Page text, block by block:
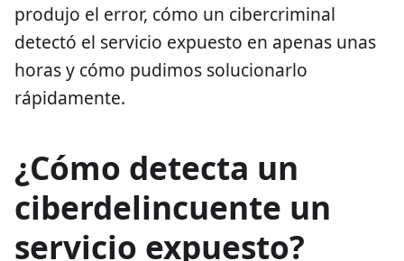
produjo el error, cómo un cibercriminal
detectó el servicio expuesto en apenas unas
horas y cómo pudimos solucionarlo
rápidamente.
¿Cómo detecta un
ciberdelincuente un
servicio expuesto?